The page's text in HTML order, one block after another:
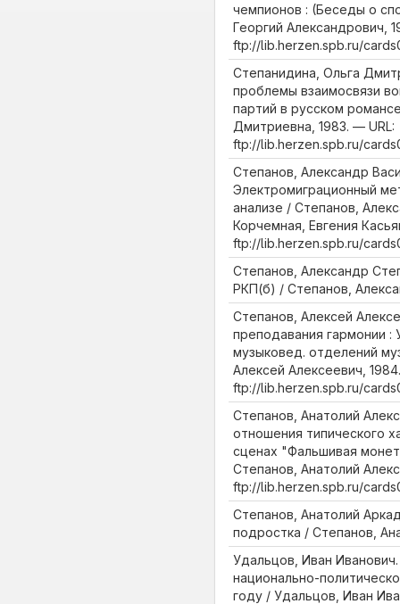
чемпионов : (Беседы о
Георгий Александрович,
ftp://lib.herzen.spb.ru/
Степанидина, Ольга
проблемы взаимосвязи
партий в русском
Дмитриевна, 1983. — URL:
ftp://lib.herzen.spb.ru/
Степанов, Александр
Электромиграционный
анализе / Степанов,
Корчемная, Евгения
ftp://lib.herzen.spb.ru/
Степанов, Александр
РКП(б) / Степанов,
Степанов, Алексей
преподавания гармонии :
музыковед. отделений
Алексей Алексеевич,
ftp://lib.herzen.spb.ru/
Степанов, Анатолий
отношения типического
сценах "Фальшивая
Степанов, Анатолий
ftp://lib.herzen.spb.ru/
Степанов, Анатолий
подростка / Степанов,
Удальцов, Иван
национально-
году / Удальцов, Иван